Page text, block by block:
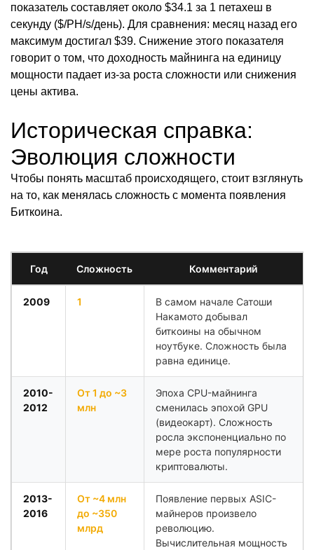
показатель составляет около $34.1 за 1 петахеш в
секунду ($/PH/s/день). Для сравнения: месяц назад его
максимум достигал $39. Снижение этого показателя
говорит о том, что доходность майнинга на единицу
мощности падает из-за роста сложности или снижения
цены актива.
Историческая справка:
Эволюция сложности
Чтобы понять масштаб происходящего, стоит взглянуть
на то, как менялась сложность с момента появления
Биткоина.
Год Сложность Комментарий
2009 1
В самом начале Сатоши
Накамото добывал
биткоины на обычном
ноутбуке. Сложность была
равна единице.
2010-
2012
От 1 до ~3
млн
Эпоха CPU-майнинга
сменилась эпохой GPU
(видеокарт). Сложность
росла экспоненциально по
мере роста популярности
криптовалюты.
2013-
2016
От ~4 млн
до ~350
млрд
Появление первых ASIC-
майнеров произвело
революцию.
Вычислительная мощность